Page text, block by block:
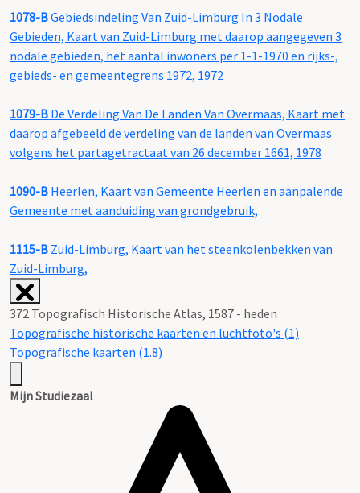
1078-BGebiedsindeling Van Zuid-Limburg In 3 Nodale
Gebieden, Kaart van Zuid-Limburg met daarop aangegeven 3
nodale gebieden, het aantal inwoners per 1-1-1970 en rijks-,
gebieds- en gemeentegrens 1972, 1972
1079-B De Verdeling Van De Landen Van Overmaas, Kaart met
daarop afgebeeld de verdeling van de landen van Overmaas
volgens het partagetractaat van 26 december 1661, 1978
1090-B Heerlen, Kaart van Gemeente Heerlen en aanpalende
Gemeente met aanduiding van grondgebruik,
1115-B Zuid-Limburg, Kaart van het steenkolenbekken van
Zuid-Limburg,
372 Topografisch Historische Atlas, 1587 - heden
Topografische historische kaarten en luchtfoto's (1)
Topografische kaarten (1.8)
Mijn Studiezaal